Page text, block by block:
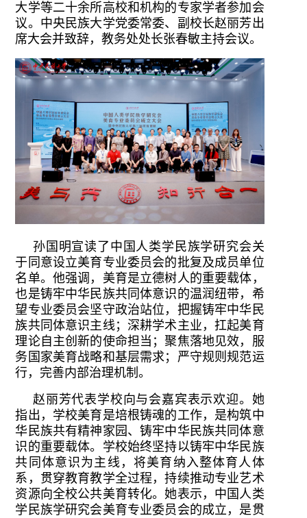
大学等二十余所高校和机构的专家学者参加会
议。中央民族大学党委常委、副校长赵丽芳出
席大会并致辞，教务处处长张春敏主持会议。
孙国明宣读了中国人类学民族学研究会关
于同意设立美育专业委员会的批复及成员单位
名单。他强调，美育是立德树人的重要载体，
也是铸牢中华民族共同体意识的温润纽带，希
望专业委员会坚守政治站位，把握铸牢中华民
族共同体意识主线；深耕学术主业，扛起美育
理论自主创新的使命担当；聚焦落地见效，服
务国家美育战略和基层需求；严守规则规范运
行，完善内部治理机制。
赵丽芳代表学校向与会嘉宾表示欢迎。她
指出，学校美育是培根铸魂的工作，是构筑中
华民族共有精神家园、铸牢中华民族共同体意
识的重要载体。学校始终坚持以铸牢中华民族
共同体意识为主线，将美育纳入整体育人体
系，贯穿教育教学全过程，持续推动专业艺术
资源向全校公共美育转化。她表示，中国人类
学民族学研究会美育专业委员会的成立，是贯